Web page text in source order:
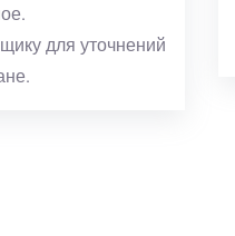
для уточнений